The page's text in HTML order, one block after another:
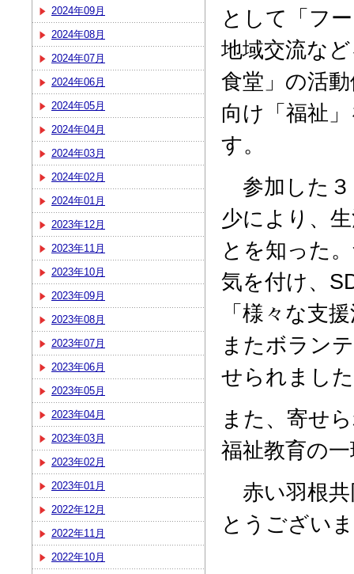
2024年09月
2024年08月
2024年07月
2024年06月
2024年05月
2024年04月
2024年03月
2024年02月
2024年01月
2023年12月
2023年11月
2023年10月
2023年09月
2023年08月
2023年07月
2023年06月
2023年05月
2023年04月
2023年03月
2023年02月
2023年01月
2022年12月
2022年11月
2022年10月
として「フ
地域交流な
食堂」の活
向け「福祉
す。
参加した３
少により、
とを知った
気を付け、
「様々な支
またボラン
せられまし
また、寄せ
福祉教育の
赤い羽根共
とうござい